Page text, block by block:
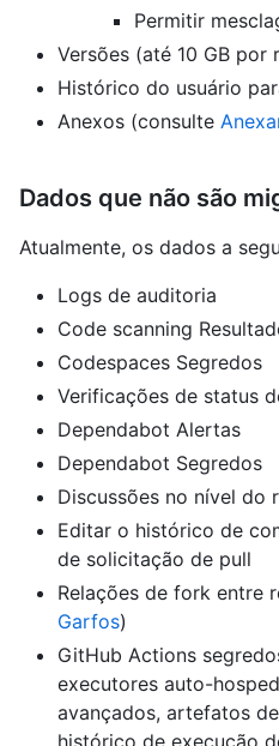
Permitir
Versões (até 10 GB por
Histórico do usuário
Anexos (consulte
Dados que não são
Atualmente, os dados a
Logs de auditoria
Code scanning
Codespaces Segredos
Verificações de status
Dependabot Alertas
Dependabot Segredos
Discussões no nível do
Editar o histórico de
de solicitação de pull
Relações de fork entre
Garfos)
GitHub Actions
executores auto-
avançados, artefatos
histórico de execução